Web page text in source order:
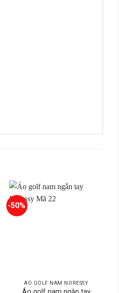
-50%
ÁO GOLF NAM NORESSY